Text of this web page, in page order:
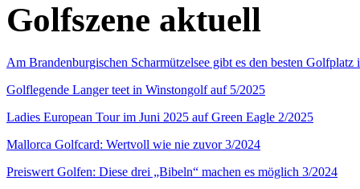
Golfszene aktuell
Am Brandenburgischen Scharmützelsee gibt es den besten
Golflegende Langer teet in Winstongolf auf 5/2025
Ladies European Tour im Juni 2025 auf Green Eagle 2/2025
Mallorca Golfcard: Wertvoll wie nie zuvor 3/2024
Preiswert Golfen: Diese drei „Bibeln“ machen es möglich 3/2024